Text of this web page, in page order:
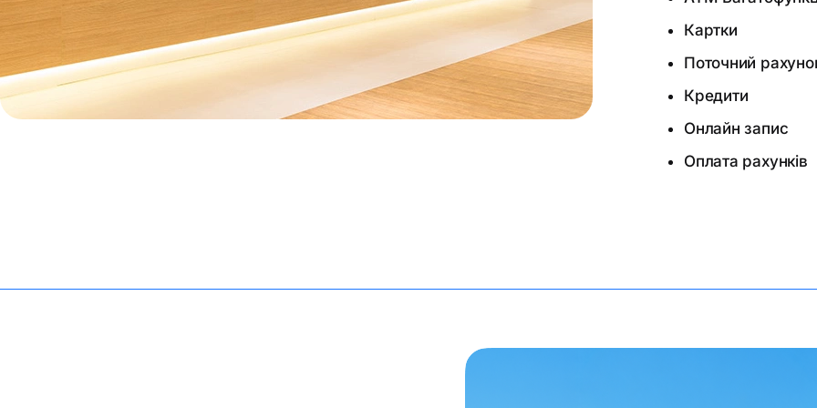
Картки
Поточний
Кредити
Онлайн запис
Оплата рахунків